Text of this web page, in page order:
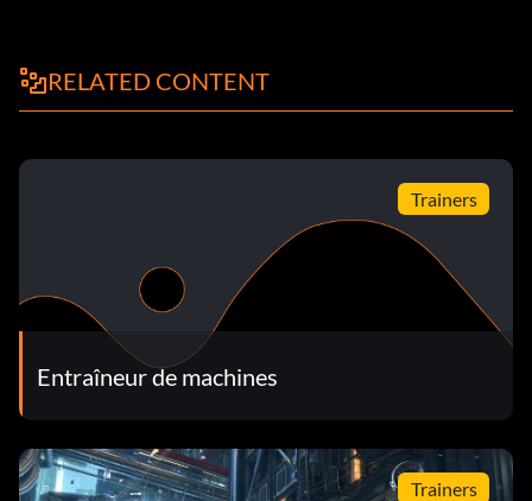
RELATED CONTENT
Trainers
Entraîneur de machines
Trainers